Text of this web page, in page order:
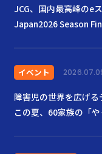
JCG、国内最高峰のe
Japan2026 Season
イベント
障害児の世界を広げ
この夏、60家族の「